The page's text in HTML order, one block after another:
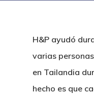
H&P ayudó
varias
en Tailandia
hecho es que